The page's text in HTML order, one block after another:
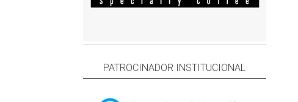
PATROCINADOR INSTITUCIONAL